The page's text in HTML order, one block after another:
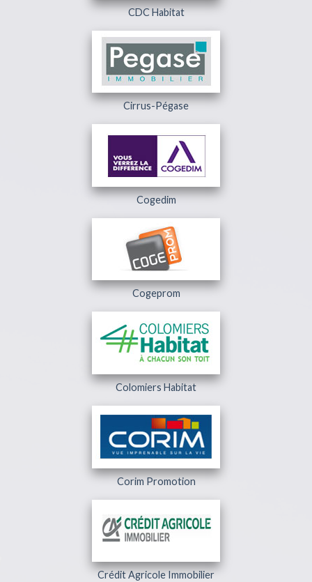
CDC Habitat
Cirrus-Pégase
Cogedim
Cogeprom
Colomiers Habitat
Corim Promotion
Crédit Agricole Immobilier